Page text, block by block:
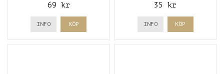
69 kr
INFO KÖP
35 kr
INFO KÖP